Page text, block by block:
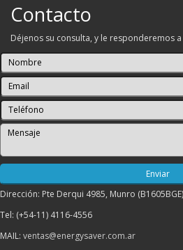
Contacto
Déjenos su consulta, y le responderemos
Dirección: Pte Derqui 4985, Munro
Tel: (+54-11) 4116-4556
MAIL: ventas@energysaver.com.ar